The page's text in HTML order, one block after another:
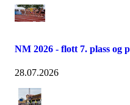
NM 2026 - flott 7. plass og
28.07.2026